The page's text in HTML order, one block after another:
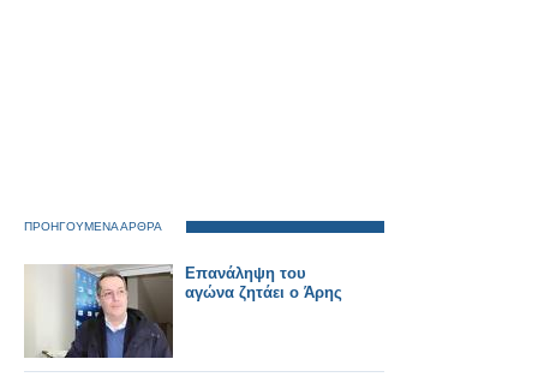
ΠΡΟΗΓΟΥΜΕΝΑ ΑΡΘΡΑ
Επανάληψη του
αγώνα ζητάει ο Άρης